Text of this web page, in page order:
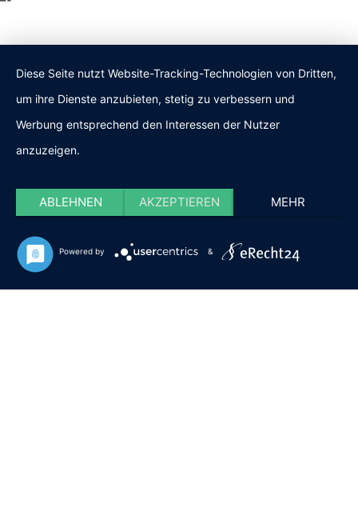
Diese Seite nutzt Website-Tracking-Technologien von Dritten,
um ihre Dienste anzubieten, stetig zu verbessern und
Werbung entsprechend den Interessen der Nutzer
anzuzeigen.
ABLEHNEN AKZEPTIEREN MEHR
Powered by &